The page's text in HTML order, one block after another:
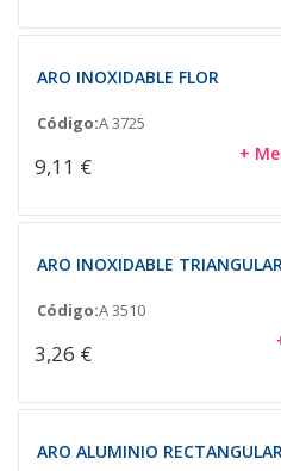
ARO INOXIDABLE FLOR
Código:A 3725
9,11 € +
ARO INOXIDABLE
Código:A 3510
3,26 €
ARO ALUMINIO